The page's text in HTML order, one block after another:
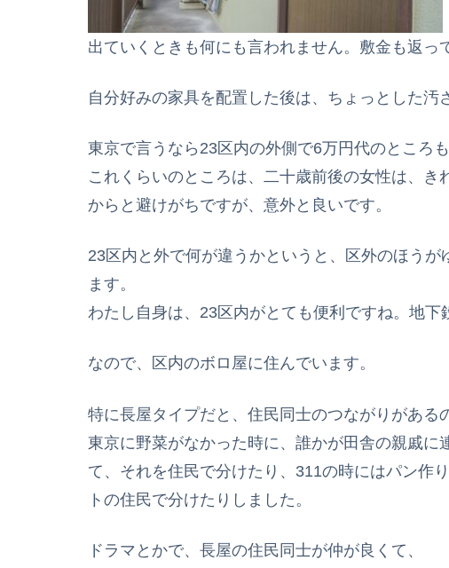
出ていくときも何にも言われません。敷金も返っ
自分好みの家具を配置した後は、ちょっとした汚
東京で言うなら23区内の外側で6万円代のところ
これくらいのところは、二十歳前後の女性は、
からと避けがちですが、意外と良いです。
23区内と外で何が違うかというと、区外のほう
ます。
わたし自身は、23区内がとても便利ですね。地下
なので、区内のボロ屋に住んでいます。
特に長屋タイプだと、住民同士のつながりがある
東京に野菜がなかった時に、誰かが田舎の親戚
て、それを住民で分けたり、311の時にはパン作
トの住民で分けたりしました。
ドラマとかで、長屋の住民同士が仲が良くて、